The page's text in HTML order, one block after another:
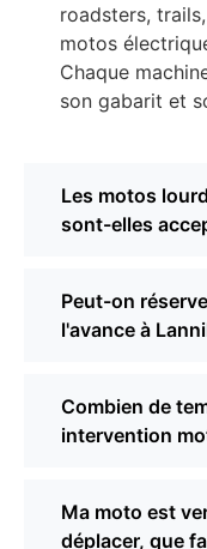
roadsters,
motos
Chaque
son gabarit et
Les motos
sont-elles
Peut-on
l'avance à
Combien de
intervention
Ma moto est
déplacer, que